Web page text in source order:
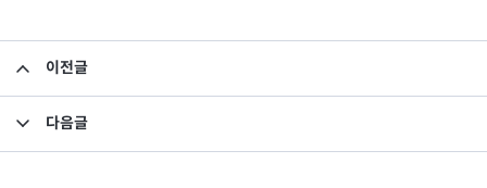
이전글
다음글